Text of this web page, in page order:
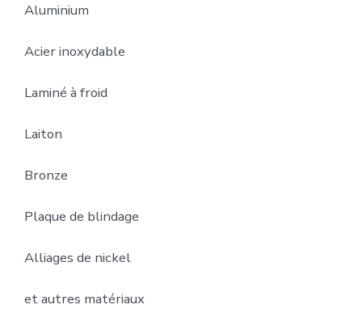
Aluminium
Acier inoxydable
Laminé à froid
Laiton
Bronze
Plaque de blindage
Alliages de nickel
et autres matériaux